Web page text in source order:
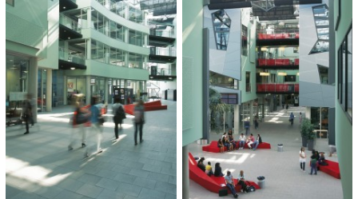
30 x 20 x 8 cm
30 x 30 x 8 cm
ARCHITECT:
Nieuwland Advies, Gemeente Nijmegen Stadsontwikkeling, AAI Architects
International
OPDRACHTGEVER: